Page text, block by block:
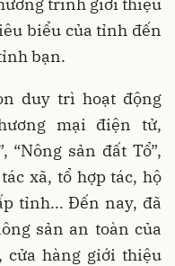
biểu của tỉnh đến
bạn.
duy trì hoạt động
mại điện tử,
“Nông sản đất Tổ”,
xã, tổ hợp tác, hộ
tỉnh... Đến nay, đã
sản an toàn của
cửa hàng giới thiệu